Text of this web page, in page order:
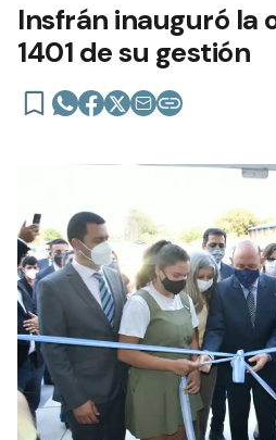
Insfrán inauguró la
1401 de su gestión